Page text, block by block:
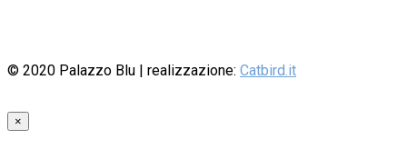
© 2020 Palazzo Blu | realizzazione: Catbird.it
×